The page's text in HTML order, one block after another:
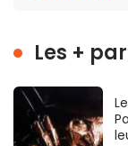
Les +